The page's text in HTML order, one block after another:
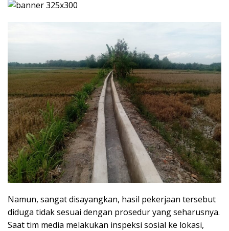
Namun, sangat disayangkan, hasil pekerjaan tersebut
diduga tidak sesuai dengan prosedur yang seharusnya.
Saat tim media melakukan inspeksi sosial ke lokasi,